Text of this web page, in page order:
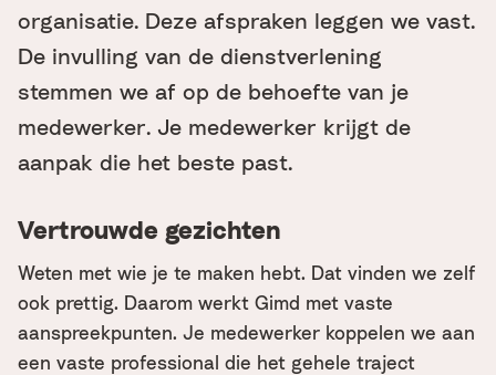
organisatie. Deze afspraken leggen we vast.
De invulling van de dienstverlening
stemmen we af op de behoefte van je
medewerker. Je medewerker krijgt de
aanpak die het beste past.
Vertrouwde gezichten
Weten met wie je te maken hebt. Dat vinden we zelf
ook prettig. Daarom werkt Gimd met vaste
aanspreekpunten. Je medewerker koppelen we aan
een vaste professional die het gehele traject